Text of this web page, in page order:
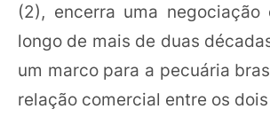
(2), encerra uma negociação
longo de mais de duas
um marco para a pecuária
relação comercial entre os